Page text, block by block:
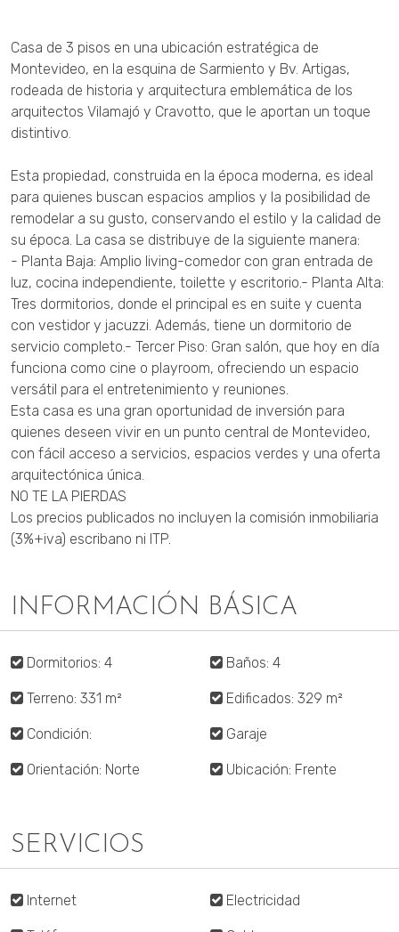
Casa de 3 pisos en una ubicación estratégica de
Montevideo, en la esquina de Sarmiento y Bv. Artigas,
rodeada de historia y arquitectura emblemática de los
arquitectos Vilamajó y Cravotto, que le aportan un toque
distintivo.
Esta propiedad, construida en la época moderna, es ideal
para quienes buscan espacios amplios y la posibilidad de
remodelar a su gusto, conservando el estilo y la calidad de
su época. La casa se distribuye de la siguiente manera:
- Planta Baja: Amplio living-comedor con gran entrada de
luz, cocina independiente, toilette y escritorio.- Planta Alta:
Tres dormitorios, donde el principal es en suite y cuenta
con vestidor y jacuzzi. Además, tiene un dormitorio de
servicio completo.- Tercer Piso: Gran salón, que hoy en día
funciona como cine o playroom, ofreciendo un espacio
versátil para el entretenimiento y reuniones.
Esta casa es una gran oportunidad de inversión para
quienes deseen vivir en un punto central de Montevideo,
con fácil acceso a servicios, espacios verdes y una oferta
arquitectónica única.
NO TE LA PIERDAS
Los precios publicados no incluyen la comisión inmobiliaria
(3%+iva) escribano ni ITP.
INFORMACIÓN BÁSICA
Dormitorios: 4 Baños: 4
Terreno: 331 m² Edificados: 329 m²
Condición: Garaje
Orientación: Norte Ubicación: Frente
SERVICIOS
Internet Electricidad